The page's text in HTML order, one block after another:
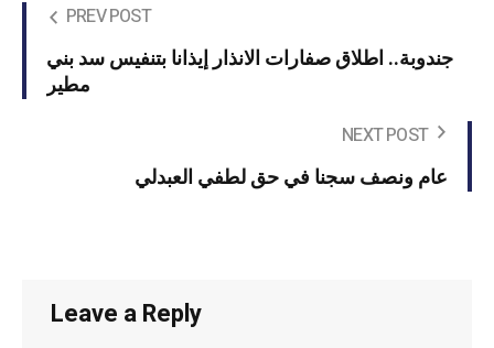
PREV POST
جندوبة.. اطلاق صفارات الانذار إيذانا بتنفيس سد بني
مطير
NEXT POST
عام ونصف سجنا في حق لطفي العبدلي
Leave a Reply